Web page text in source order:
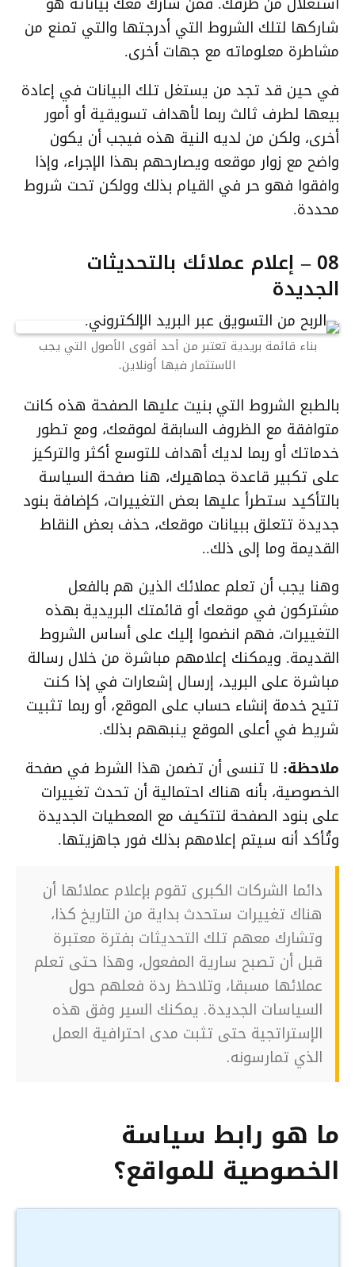
شاركها لتلك الشروط التي أدرجتها والتي تمنع من
مشاطرة معلوماته مع جهات أخرى.
في حين قد تجد من يستغل تلك البيانات في إعادة
بيعها لطرف ثالث ربما لأهداف تسويقية أو أمور
أخرى، ولكن من لديه النية هذه فيجب أن يكون
واضح مع زوار موقعه ويصارحهم بهذا الإجراء، وإذا
وافقوا فهو حر في القيام بذلك وولكن تحت شروط
محددة.
08 – إعلام عملائك بالتحديثات
الجديدة
بناء قائمة بريدية تعتبر من أحد أقوى الأصول التي يجب
الاستثمار فيها اُونلاين.
بالطبع الشروط التي بنيت عليها الصفحة هذه كانت
متوافقة مع الظروف السابقة لموقعك، ومع تطور
خدماتك أو ربما لديك أهداف للتوسع أكثر والتركيز
على تكبير قاعدة جماهيرك، هنا صفحة السياسة
بالتأكيد ستطرأ عليها بعض التغييرات، كإضافة بنود
جديدة تتعلق ببيانات موقعك، حذف بعض النقاط
القديمة وما إلى ذلك..
وهنا يجب أن تعلم عملائك الذين هم بالفعل
مشتركون في موقعك أو قائمتك البريدية بهذه
التغييرات، فهم انضموا إليك على أساس الشروط
القديمة. ويمكنك إعلامهم مباشرة من خلال رسالة
مباشرة على البريد، إرسال إشعارات في إذا كنت
تتيح خدمة إنشاء حساب على الموقع، أو ربما تثبيت
شريط في أعلى الموقع ينبههم بذلك.
ملاحظة: لا تنسى أن تضمن هذا الشرط في صفحة
الخصوصية، بأنه هناك احتمالية أن تحدث تغييرات
على بنود الصفحة لتتكيف مع المعطيات الجديدة
وتُأكد أنه سيتم إعلامهم بذلك فور جاهزيتها.
دائما الشركات الكبرى تقوم بإعلام عملائها أن
هناك تغييرات ستحدث بداية من التاريخ كذا،
وتشارك معهم تلك التحديثات بفترة معتبرة
قبل أن تصبح سارية المفعول، وهذا حتى تعلم
عملائها مسبقا، وتلاحظ ردة فعلهم حول
السياسات الجديدة. يمكنك السير وفق هذه
الإستراتجية حتى تثبت مدى احترافية العمل
الذي تمارسونه.
ما هو رابط سياسة
الخصوصية للمواقع؟